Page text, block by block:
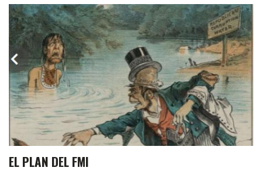
EL PLAN DEL FMI